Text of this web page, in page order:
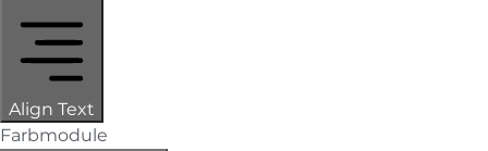
Align Text
Farbmodule